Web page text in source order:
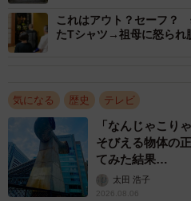
国立公文書館蔵『続日本紀』巻三十
「妖恠（怪）」の記載がある（国立公
しかし、「怪異」は中国古代
伝に
これはアウト？セーフ？
たTシャツ→祖母に怒られ
気になる 歴史 テレビ
「なんじゃこり
そびえる物体の
てみた結果…
太田 浩子
2026.08.06